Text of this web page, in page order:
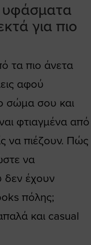
υφάσματα
για πιο
τα πιο άνετα
αφού
σώμα σου και
φτιαγμένα από
να πιέζουν. Πώς
να
δεν έχουν
πόλης;
και casual